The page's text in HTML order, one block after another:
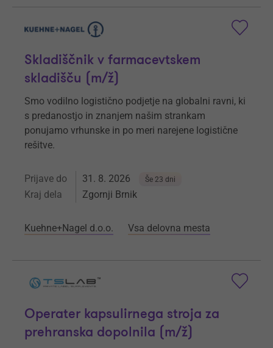
Skladiščnik v farmacevtskem
skladišču (m/ž)
Smo vodilno logistično podjetje na globalni ravni, ki
s predanostjo in znanjem našim strankam
ponujamo vrhunske in po meri narejene logistične
rešitve.
Prijave do 31. 8. 2026 Še 23 dni
Kraj dela Zgornji Brnik
Kuehne+Nagel d.o.o. Vsa delovna mesta
Operater kapsulirnega stroja za
prehranska dopolnila (m/ž)